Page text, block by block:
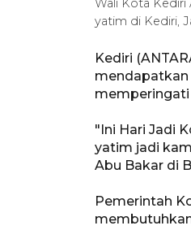
Wali Kota
yatim di Kediri,
Kediri
mendapatkan
memperingati
"Ini Hari Jadi
yatim jadi
Abu Bakar di
Pemerintah